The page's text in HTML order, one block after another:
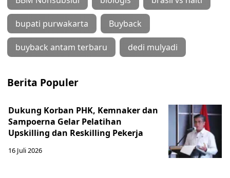
bupati purwakarta Buyback
buyback antam terbaru dedi mulyadi
Berita Populer
Dukung Korban PHK, Kemnaker dan
Sampoerna Gelar Pelatihan
Upskilling dan Reskilling Pekerja
16 Juli 2026